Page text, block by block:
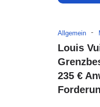
Allgemein -
Louis
235 €